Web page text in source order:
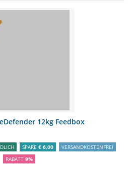
12kg Feedbox
SPARE € 6,00
VERSANDKOSTENFREI
RABATT 9%